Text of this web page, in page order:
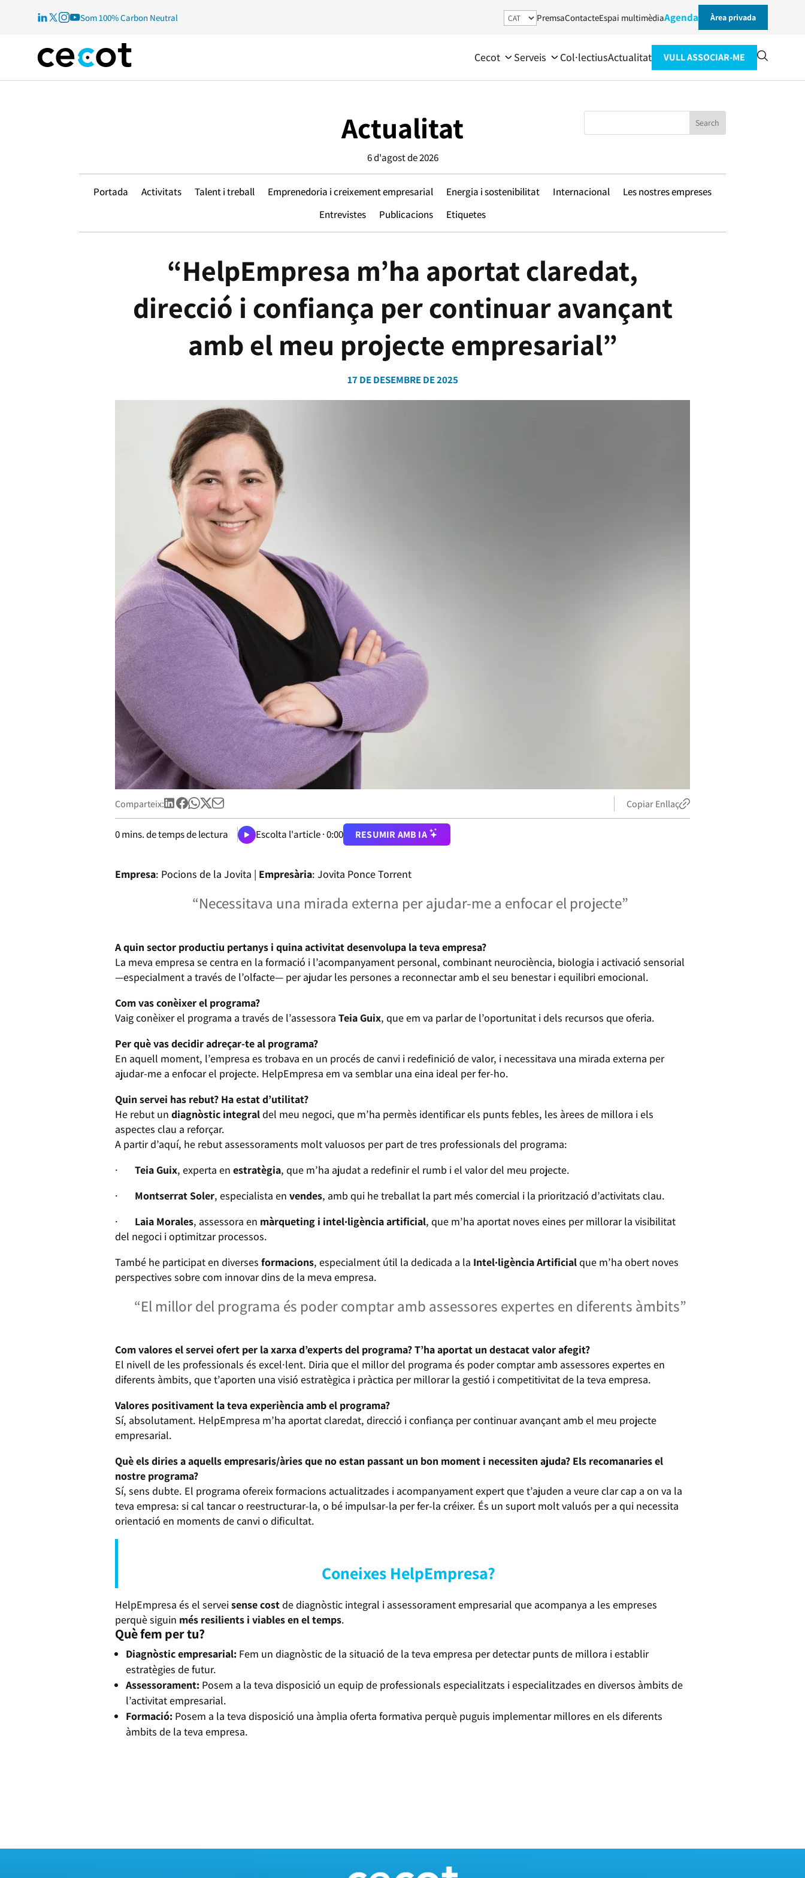
Som 100% Carbon Neutral PremsaContacteEspai multimèdiaAgenda Àrea privada
Cecot Serveis Col·lectiusActualitat VULL ASSOCIAR-ME
Actualitat
6 d'agost de 2026
Portada Activitats Talent i treball Emprenedoria i creixement empresarial Energia i sostenibilitat Internacional
Les nostres empreses
Entrevistes
Publicacions Etiquetes
“HelpEmpresa m’ha aportat claredat,
direcció i confiança per continuar avançant
amb el meu projecte empresarial”
17 DE DESEMBRE DE 2025
Comparteix: Copiar Enllaç
0mins. de temps de lectura Escolta l'article ·0:00 RESUMIR AMB IA
Empresa: Pocions de la Jovita | Empresària: Jovita Ponce Torrent
“Necessitava una mirada externa per ajudar-me a enfocar el projecte”
A quin sector productiu pertanys i quina activitat desenvolupa la teva empresa?
La meva empresa se centra en la formació i l’acompanyament personal, combinant neurociència, biologia i activació sensorial
—especialment a través de l’olfacte— per ajudar les persones a reconnectar amb el seu benestar i equilibri emocional.
Com vas conèixer el programa?
Vaig conèixer el programa a través de l’assessora Teia Guix, que em va parlar de l’oportunitat i dels recursos que oferia.
Per què vas decidir adreçar-te al programa?
En aquell moment, l’empresa es trobava en un procés de canvi i redefinició de valor, i necessitava una mirada externa per
ajudar-me a enfocar el projecte. HelpEmpresa em va semblar una eina ideal per fer-ho.
Quin servei has rebut? Ha estat d’utilitat?
He rebut un diagnòstic integraldel meu negoci, que m’ha permès identificar els punts febles, les àrees de millora i els
aspectes clau a reforçar.
A partir d’aquí, he rebut assessoraments molt valuosos per part de tres professionals del programa:
· Teia Guix, experta en estratègia, que m’ha ajudat a redefinir el rumb i el valor del meu projecte.
· Montserrat Soler, especialista en vendes, amb qui he treballat la part més comercial i la priorització d’activitats clau.
· Laia Morales, assessora en màrqueting i intel·ligència artificial, que m’ha aportat noves eines per millorar la visibilitat
del negoci i optimitzar processos.
També he participat en diverses formacions, especialment útil la dedicada a la Intel·ligència Artificialque m’ha obert noves
perspectives sobre com innovar dins de la meva empresa.
“El millor del programa és poder comptar amb assessores expertes en diferents àmbits”
Com valores el servei ofert per la xarxa d’experts del programa? T’ha aportat un destacat valor afegit?
El nivell de les professionals és excel·lent. Diria que el millor del programa és poder comptar amb assessores expertes en
diferents àmbits, que t’aporten una visió estratègica i pràctica per millorar la gestió i competitivitat de la teva empresa.
Valores positivament la teva experiència amb el programa?
Sí, absolutament. HelpEmpresa m’ha aportat claredat, direcció i confiança per continuar avançant amb el meu projecte
empresarial.
Què els diries a aquells empresaris/àries que no estan passant un bon moment i necessiten ajuda? Els recomanaries el
nostre programa?
Sí, sens dubte. El programa ofereix formacions actualitzades i acompanyament expert que t’ajuden a veure clar cap a on va la
teva empresa: si cal tancar o reestructurar-la, o bé impulsar-la per fer-la créixer. És un suport molt valuós per a qui necessita
orientació en moments de canvi o dificultat.
Coneixes HelpEmpresa?
HelpEmpresa és el serveisense costde diagnòstic integral i assessorament empresarial que acompanya a les empreses
perquè siguin més resilients i viables en el temps.
Què fem per tu?
Diagnòstic empresarial: Fem un diagnòstic de la situació de la teva empresa per detectar punts de millora i establir
estratègies de futur.
Assessorament: Posem a la teva disposició un equip de professionals especialitzats i especialitzades en diversos àmbits de
l’activitat empresarial.
Formació: Posem a la teva disposició una àmplia oferta formativa perquè puguis implementar millores en els diferents
àmbits de la teva empresa.